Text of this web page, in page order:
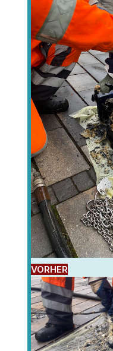
VORHER